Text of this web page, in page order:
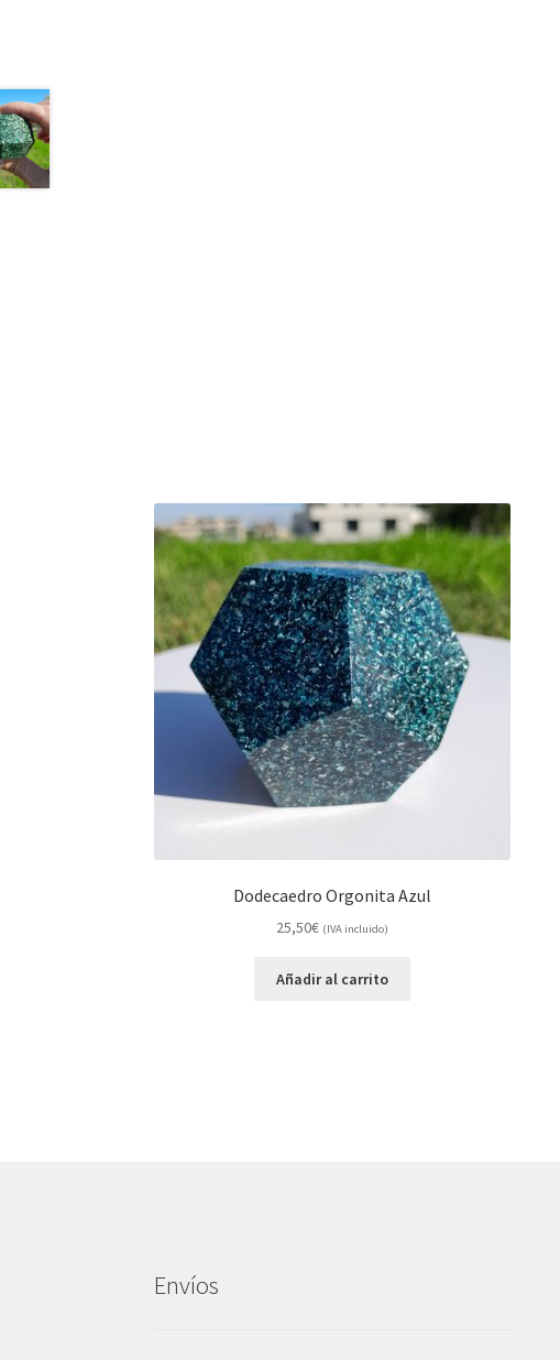
Dodecaedro Orgonita Azul
25,50€ (IVA incluido)
Añadir al carrito
Envíos